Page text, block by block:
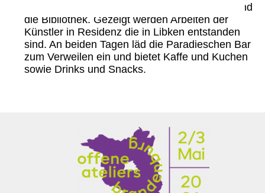
Libken öffnet seine Ateliers und Werkstätten und
die Bibliothek. Gezeigt werden Arbeiten der
Künstler in Residenz die in Libken entstanden
sind. An beiden Tagen läd die Paradieschen Bar
zum Verweilen ein und bietet Kaffe und Kuchen
sowie Drinks und Snacks.